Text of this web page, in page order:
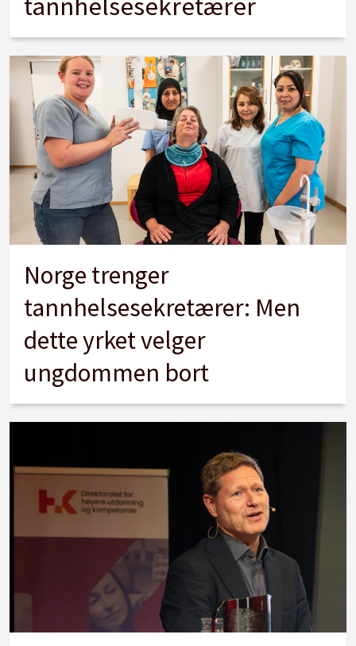
Norge trenger
tannhelsesekretærer: Men
dette yrket velger
ungdommen bort